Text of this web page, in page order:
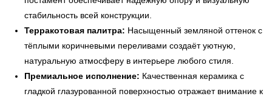
стабильность всей конструкции.
Терракотовая палитра: Насыщенный земляной оттенок с
тёплыми коричневыми переливами создаёт уютную,
натуральную атмосферу в интерьере любого стиля.
Премиальное исполнение: Качественная керамика с
гладкой глазурованной поверхностью отражает внимание к
← Вернуться на предыдущую страницу